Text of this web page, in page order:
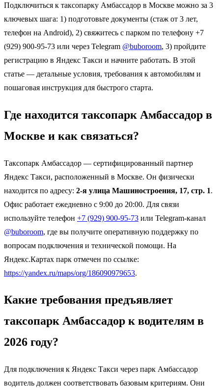
Подключиться к таксопарку Амбассадор в Москве можно за 3
ключевых шага: 1) подготовьте документы (стаж от 3 лет,
телефон на Android), 2) свяжитесь с парком по телефону +7
(929) 900-95-73 или через Telegram @buboroom, 3) пройдите
регистрацию в Яндекс Такси и начните работать. В этой
статье — детальные условия, требования к автомобилям и
пошаговая инструкция для быстрого старта.
Где находится таксопарк Амбассадор в
Москве и как связаться?
Таксопарк Амбассадор — сертифицированный партнер
Яндекс Такси, расположенный в Москве. Он физически
находится по адресу: 2-я улица Машиностроения, 17, стр. 1.
Офис работает ежедневно с 9:00 до 20:00. Для связи
используйте телефон +7 (929) 900-95-73 или Telegram-канал
@buboroom, где вы получите оперативную поддержку по
вопросам подключения и технической помощи. На
Яндекс.Картах парк отмечен по ссылке:
https://yandex.ru/maps/org/186090979653.
Какие требования предъявляет
таксопарк Амбассадор к водителям в
2026 году?
Для подключения к Яндекс Такси через парк Амбассадор
водитель должен соответствовать базовым критериям. Они